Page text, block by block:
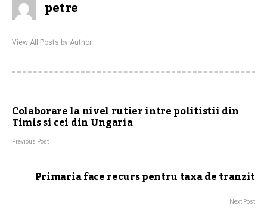
petre
View All Posts by Author
Colaborare la nivel rutier intre politistii din
Timis si cei din Ungaria
Previous Post
Primaria face recurs pentru taxa de tranzit
Next Post